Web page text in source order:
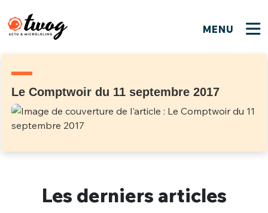
MENU
Le Comptwoir du 11 septembre 2017
Les derniers articles
Bienvenue !
JE M'INSCRIS
PSEUDO*
EMAIL*
PASSWORD*
FERMER
Que souhaitez-vous proposer ?
Quelques tweets
C'EST PARTI
Ma propre sélection